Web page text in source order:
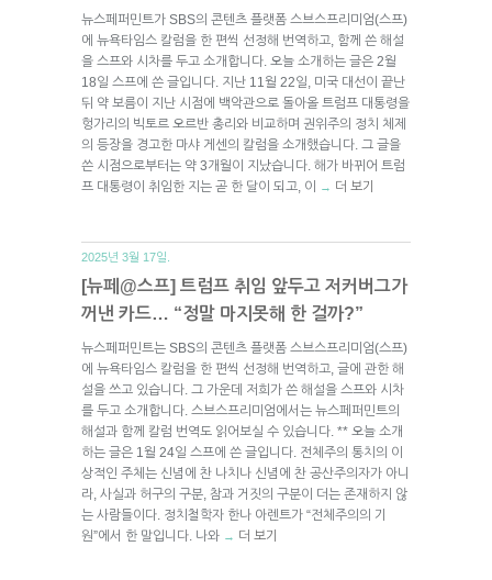
뉴스페퍼민트가 SBS의 콘텐츠 플랫폼 스브스프리미엄(스프)
에 뉴욕타임스 칼럼을 한 편씩 선정해 번역하고, 함께 쓴 해설
을 스프와 시차를 두고 소개합니다. 오늘 소개하는 글은 2월
18일 스프에 쓴 글입니다. 지난 11월 22일, 미국 대선이 끝난
뒤 약 보름이 지난 시점에 백악관으로 돌아올 트럼프 대통령을
헝가리의 빅토르 오르반 총리와 비교하며 권위주의 정치 체제
의 등장을 경고한 마샤 게센의 칼럼을 소개했습니다. 그 글을
쓴 시점으로부터는 약 3개월이 지났습니다. 해가 바뀌어 트럼
프 대통령이 취임한 지는 곧 한 달이 되고, 이
→ 더 보기
2025년 3월 17일.
[뉴페@스프] 트럼프 취임 앞두고 저커버그가
꺼낸 카드… “정말 마지못해 한 걸까?”
뉴스페퍼민트는 SBS의 콘텐츠 플랫폼 스브스프리미엄(스프)
에 뉴욕타임스 칼럼을 한 편씩 선정해 번역하고, 글에 관한 해
설을 쓰고 있습니다. 그 가운데 저희가 쓴 해설을 스프와 시차
를 두고 소개합니다. 스브스프리미엄에서는 뉴스페퍼민트의
해설과 함께 칼럼 번역도 읽어보실 수 있습니다. ** 오늘 소개
하는 글은 1월 24일 스프에 쓴 글입니다. 전체주의 통치의 이
상적인 주체는 신념에 찬 나치나 신념에 찬 공산주의자가 아니
라, 사실과 허구의 구분, 참과 거짓의 구분이 더는 존재하지 않
는 사람들이다. 정치철학자 한나 아렌트가 “전체주의의 기
원”에서 한 말입니다. 나와 → 더 보기